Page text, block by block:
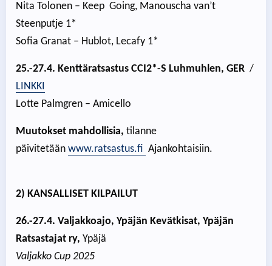
Nita Tolonen – Keep Going, Manouscha van’t
Steenputje 1*
Sofia Granat – Hublot, Lecafy 1*
25.-27.4. Kenttäratsastus CCI2*-S Luhmuhlen, GER /
LINKKI
Lotte Palmgren – Amicello
Muutokset mahdollisia, tilanne
päivitetään www.ratsastus.fi Ajankohtaisiin.
2) KANSALLISET KILPAILUT
26.-27.4. Valjakkoajo, Ypäjän Kevätkisat, Ypäjän
Ratsastajat ry, Ypäjä
Valjakko Cup 2025